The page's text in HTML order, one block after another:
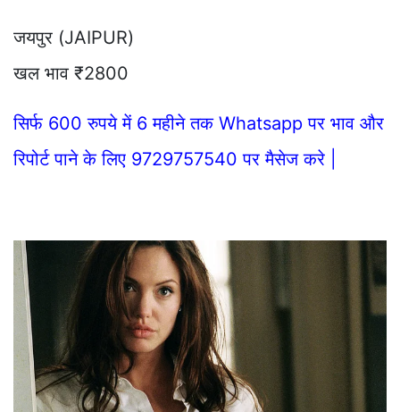
जयपुर (JAIPUR)
खल भाव ₹2800
सिर्फ 600 रुपये में 6 महीने तक Whatsapp पर भाव और
रिपोर्ट पाने के लिए 9729757540 पर मैसेज करे |